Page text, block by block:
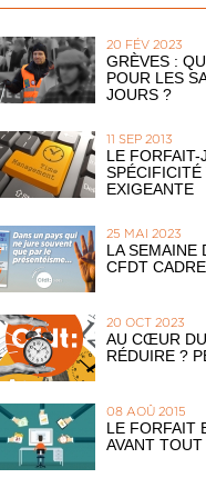
20 FÉV 2023
GRÈVES :
POUR LES
JOURS ?
11 SEP 2013
LE FORFAIT-
EXIGEANTE
25 MAI 2023
LA SEMAINE
CFDT
20 OCT 2023
AU CŒUR
RÉDUIRE ?
08 AOÛ 2015
LE FORFAIT
AVANT